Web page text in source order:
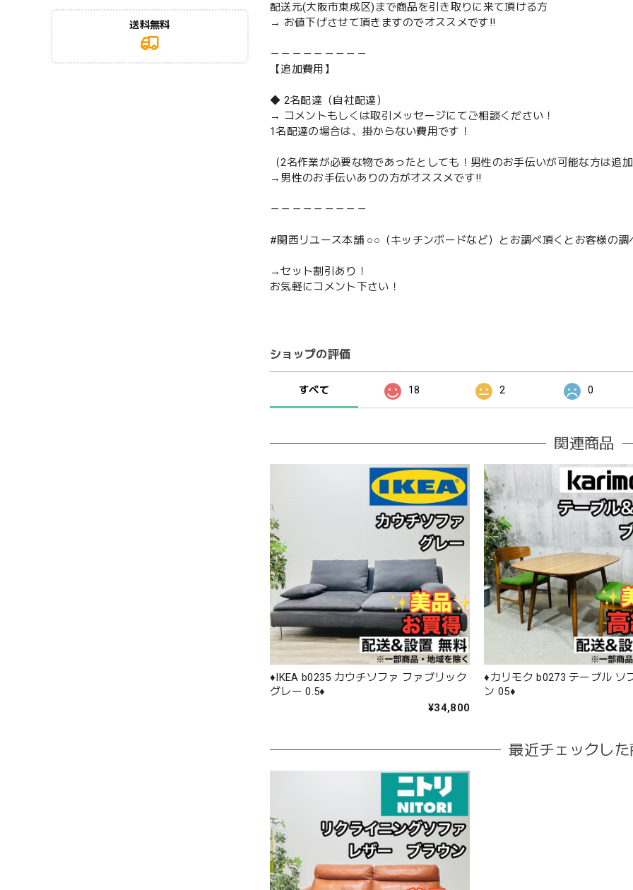
送料無料
配送元(大阪市東成区)まで商品を引き取りに来て頂ける方
→ お値下げさせて頂きますのでオススメです‼️
－－－－－－－－－
【追加費用】
◆ 2名配達（自社配達）
→ コメントもしくは取引メッセージにてご相談ください！
1名配達の場合は、掛からない費用です！
（2名作業が必要な物であったとしても！男性のお手伝いが可能な方は追
→男性のお手伝いありの方がオススメです‼️
－－－－－－－－－
#関西リユース本舗 ○○（キッチンボードなど）とお調べ頂くとお客様の
→セット割引あり！
お気軽にコメント下さい！
ショップの評価
すべて 18 2 0
関連商品
♦️IKEA b0235 カウチソファ ファブリック
グレー 0.5♦️
¥34,800
♦️カリモク b0273 テーブル ソ
ン 05♦️
最近チェックし